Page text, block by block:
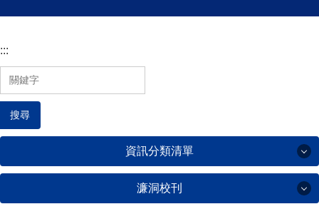
:::
搜尋
資訊分類清單
濂洞校刊